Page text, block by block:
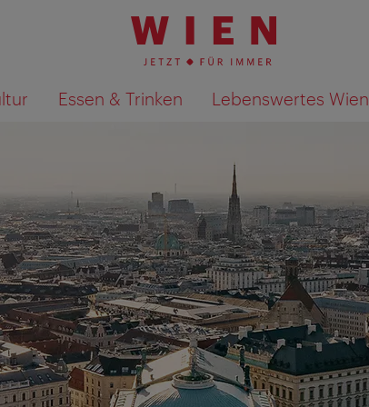
Essen & Trinken Lebenswertes Wien